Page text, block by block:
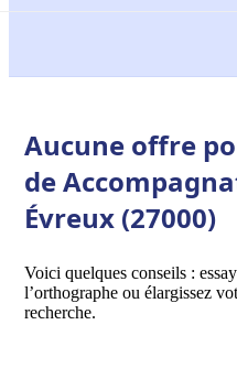
Aucune offre
de
Évreux (27000)
Voici quelques conseils :
l’orthographe ou élargissez
recherche.